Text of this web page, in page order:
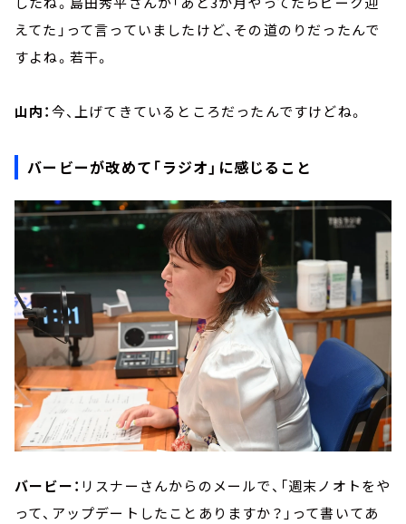
えてた」って言っていましたけど、その道のりだったんで
すよね。若干。
山内：今、上げてきているところだったんですけどね。
バービーが改めて「ラジオ」に感じること
バービー： リスナーさんからのメールで、「週末ノオトをや
って、アップデートしたことありますか？」って書いてあ